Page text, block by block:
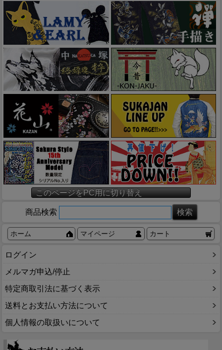
このページをPC用に切り替え
商品検索
ホーム マイページ カート
ログイン
メルマガ申込/停止
特定商取引法に基づく表示
送料とお支払い方法について
個人情報の取扱いについて